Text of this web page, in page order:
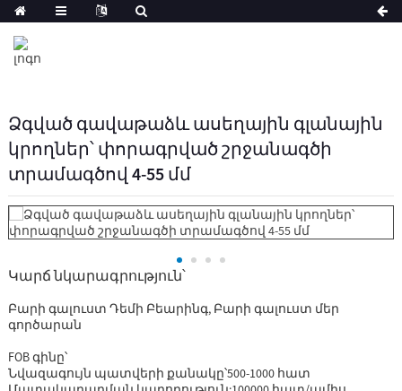
Ձգված գավաթաձև ասեղային գլանային
կրողներ՝ փորագրված շրջանագծի
տրամագծով 4-55 մմ
Կարճ նկարագրություն՝
Բարի գալուստ Դեմի Բեարինգ, Բարի գալուստ մեր
գործարան
FOB գինը՝
Նվազագույն պատվերի քանակը՝500-1000 հատ